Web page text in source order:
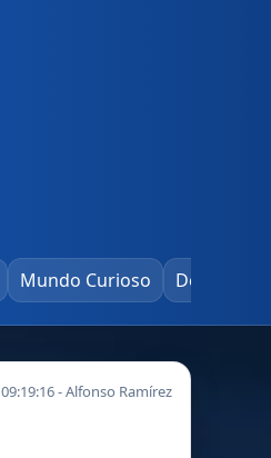
Mundo Curioso Deportes
- Alfonso Ramírez